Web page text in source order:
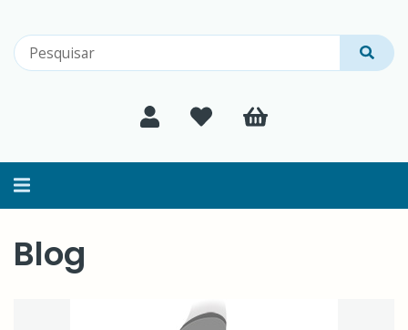
Alternar
Blog